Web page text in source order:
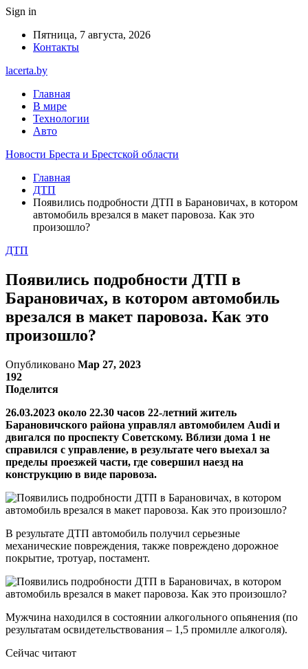
Sign in
Пятница, 7 августа, 2026
Контакты
lacerta.by
Главная
В мире
Технологии
Авто
Новости Бреста и Брестской области
Главная
ДТП
Появились подробности ДТП в Барановичах, в котором
автомобиль врезался в макет паровоза. Как это
произошло?
ДТП
Появились подробности ДТП в
Барановичах, в котором автомобиль
врезался в макет паровоза. Как это
произошло?
Опубликовано Мар 27, 2023
192
Поделится
26.03.2023 около 22.30 часов 22-летний житель
Барановичского района управлял автомобилем Audi и
двигался по проспекту Советскому. Вблизи дома 1 не
справился с управление, в результате чего выехал за
пределы проезжей части, где совершил наезд на
конструкцию в виде паровоза.
В результате ДТП автомобиль получил серьезные
механические повреждения, также повреждено дорожное
покрытие, тротуар, постамент.
Мужчина находился в состоянии алкогольного опьянения (по
результатам освидетельствования – 1,5 промилле алкоголя).
Сейчас читают